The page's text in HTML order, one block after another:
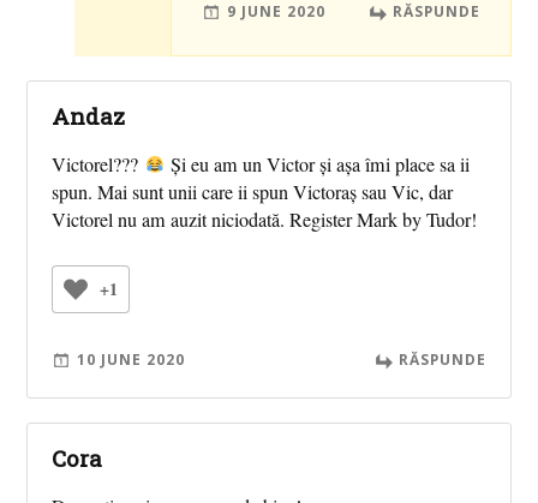
9 JUNE 2020 RĂSPUNDE
Andaz
Victorel???
Și eu am un Victor și așa îmi place sa ii
spun. Mai sunt unii care ii spun Victoraș sau Vic, dar
Victorel nu am auzit niciodată. Register Mark by Tudor!
+1
10 JUNE 2020 RĂSPUNDE
Cora